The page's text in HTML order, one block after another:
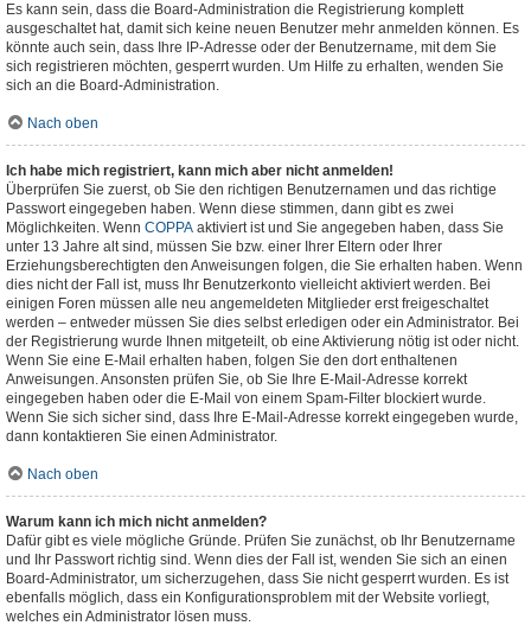
Es kann sein, dass die Board-Administration die Registrierung komplett
ausgeschaltet hat, damit sich keine neuen Benutzer mehr anmelden können. Es
könnte auch sein, dass Ihre IP-Adresse oder der Benutzername, mit dem Sie
sich registrieren möchten, gesperrt wurden. Um Hilfe zu erhalten, wenden Sie
sich an die Board-Administration.
Nach oben
Ich habe mich registriert, kann mich aber nicht anmelden!
Überprüfen Sie zuerst, ob Sie den richtigen Benutzernamen und das richtige
Passwort eingegeben haben. Wenn diese stimmen, dann gibt es zwei
Möglichkeiten. Wenn COPPA aktiviert ist und Sie angegeben haben, dass Sie
unter 13 Jahre alt sind, müssen Sie bzw. einer Ihrer Eltern oder Ihrer
Erziehungsberechtigten den Anweisungen folgen, die Sie erhalten haben. Wenn
dies nicht der Fall ist, muss Ihr Benutzerkonto vielleicht aktiviert werden. Bei
einigen Foren müssen alle neu angemeldeten Mitglieder erst freigeschaltet
werden – entweder müssen Sie dies selbst erledigen oder ein Administrator. Bei
der Registrierung wurde Ihnen mitgeteilt, ob eine Aktivierung nötig ist oder nicht.
Wenn Sie eine E-Mail erhalten haben, folgen Sie den dort enthaltenen
Anweisungen. Ansonsten prüfen Sie, ob Sie Ihre E-Mail-Adresse korrekt
eingegeben haben oder die E-Mail von einem Spam-Filter blockiert wurde.
Wenn Sie sich sicher sind, dass Ihre E-Mail-Adresse korrekt eingegeben wurde,
dann kontaktieren Sie einen Administrator.
Nach oben
Warum kann ich mich nicht anmelden?
Dafür gibt es viele mögliche Gründe. Prüfen Sie zunächst, ob Ihr Benutzername
und Ihr Passwort richtig sind. Wenn dies der Fall ist, wenden Sie sich an einen
Board-Administrator, um sicherzugehen, dass Sie nicht gesperrt wurden. Es ist
ebenfalls möglich, dass ein Konfigurationsproblem mit der Website vorliegt,
welches ein Administrator lösen muss.